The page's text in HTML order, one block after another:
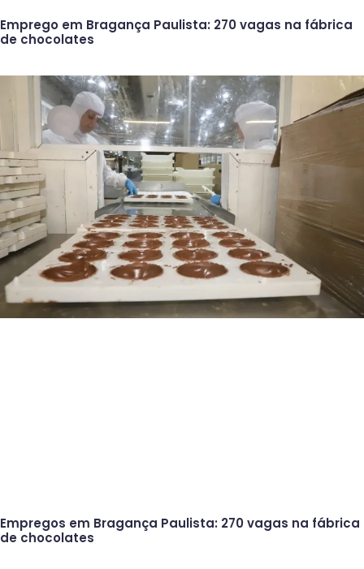
Emprego em Bragança Paulista: 270 vagas na fábrica
de chocolates
Empregos em Bragança Paulista: 270 vagas na fábrica
de chocolates